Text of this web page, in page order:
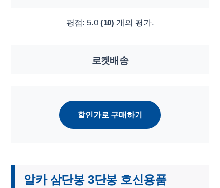
평점: 5.0 (10) 개의 평가.
로켓배송
할인가로 구매하기
알카 삼단봉 3단봉 호신용품